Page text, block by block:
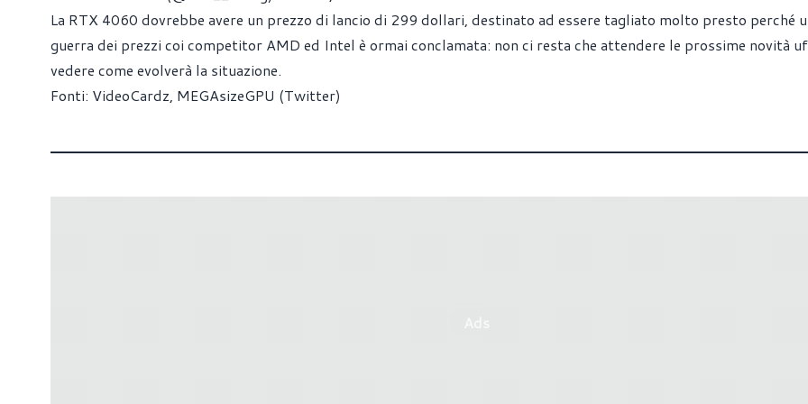
La RTX 4060 dovrebbe avere un prezzo di lancio di 299 dollari, destinato ad essere tagliato molto presto perché
guerra dei prezzi coi competitor AMD ed Intel è ormai conclamata: non ci resta che attendere le prossime novità
vedere come evolverà la situazione.
Fonti: VideoCardz, MEGAsizeGPU (Twitter)